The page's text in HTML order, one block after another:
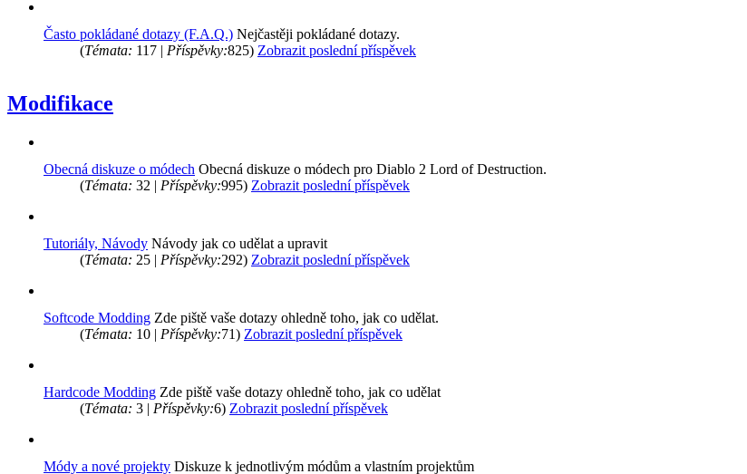
Často pokládané dotazy (F.A.Q.) Nejčastěji pokládané dotazy.
(Témata: 117 | Příspěvky:825) Zobrazit poslední příspěvek
Modifikace
Obecná diskuze o módech Obecná diskuze o módech pro Diablo 2 Lord of Destruction.
(Témata: 32 | Příspěvky:995) Zobrazit poslední příspěvek
Tutoriály, Návody Návody jak co udělat a upravit
(Témata: 25 | Příspěvky:292) Zobrazit poslední příspěvek
Softcode Modding Zde piště vaše dotazy ohledně toho, jak co udělat.
(Témata: 10 | Příspěvky:71) Zobrazit poslední příspěvek
Hardcode Modding Zde piště vaše dotazy ohledně toho, jak co udělat
(Témata: 3 | Příspěvky:6) Zobrazit poslední příspěvek
Módy a nové projekty Diskuze k jednotlivým módům a vlastním projektům